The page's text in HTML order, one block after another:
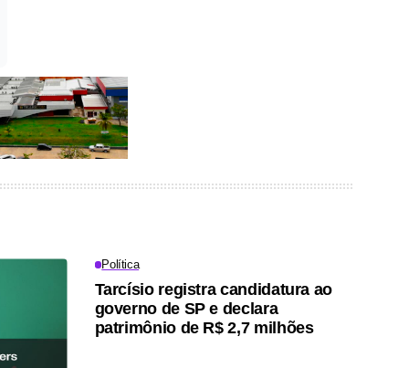
Política
Tarcísio registra candidatura ao
governo de SP e declara
patrimônio de R$ 2,7 milhões